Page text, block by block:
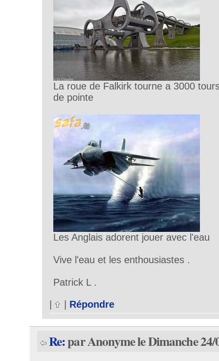
La roue de Falkirk tourne a 3000
de pointe
Les Anglais adorent jouer avec l'eau
Vive l'eau et les enthousiastes .
Patrick L .
| Répondre
Re:par Anonyme le Dimanche 24/